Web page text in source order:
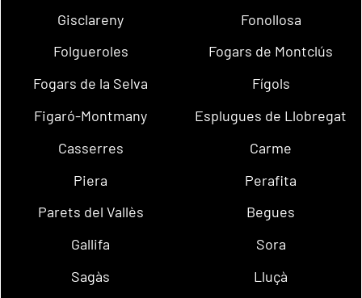
Gisclareny
Fonollosa
Folgueroles
Fogars de Montclús
Fogars de la Selva
Fígols
Figaró-Montmany
Esplugues de Llobregat
Casserres
Carme
Piera
Perafita
Parets del Vallès
Begues
Gallifa
Sora
Sagàs
Lluçà